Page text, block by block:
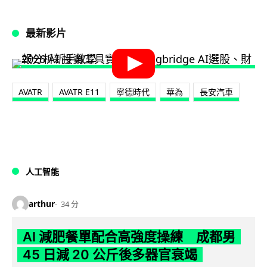
最新影片
AVATR AVATR E11 寧德時代 華為 長安汽車
人工智能
arthur 34 分
AI 減肥餐單配合高強度操練 成都男
45 日減 20 公斤後多器官衰竭